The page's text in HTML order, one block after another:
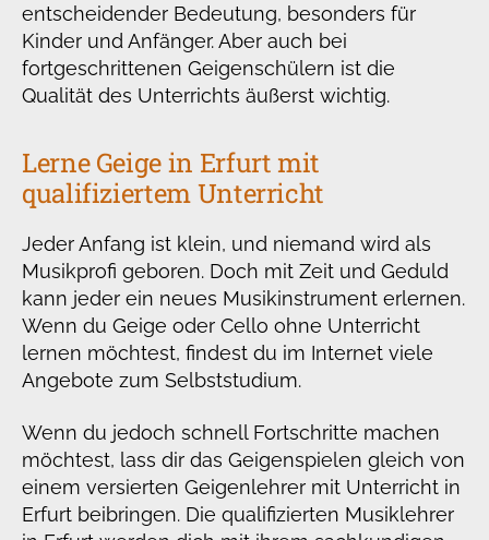
entscheidender Bedeutung, besonders für
Kinder und Anfänger. Aber auch bei
fortgeschrittenen Geigenschülern ist die
Qualität des Unterrichts äußerst wichtig.
Lerne Geige in Erfurt mit
qualifiziertem Unterricht
Jeder Anfang ist klein, und niemand wird als
Musikprofi geboren. Doch mit Zeit und Geduld
kann jeder ein neues Musikinstrument erlernen.
Wenn du Geige oder Cello ohne Unterricht
lernen möchtest, findest du im Internet viele
Angebote zum Selbststudium.
Wenn du jedoch schnell Fortschritte machen
möchtest, lass dir das Geigenspielen gleich von
einem versierten Geigenlehrer mit Unterricht in
Erfurt beibringen. Die qualifizierten Musiklehrer